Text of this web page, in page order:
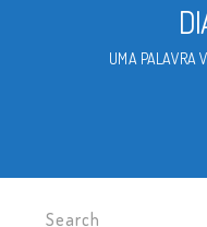
UMA PALAVRA
Search